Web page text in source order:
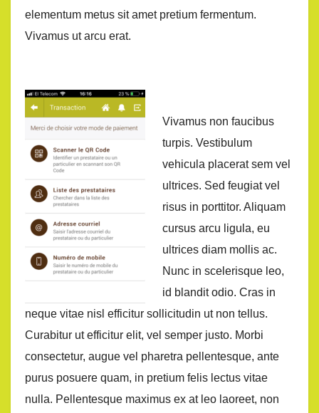
elementum metus sit amet pretium fermentum.
Vivamus ut arcu erat.
Vivamus non faucibus
turpis. Vestibulum
vehicula placerat sem vel
ultrices. Sed feugiat vel
risus in porttitor. Aliquam
cursus arcu ligula, eu
ultrices diam mollis ac.
Nunc in scelerisque leo,
id blandit odio. Cras in
neque vitae nisl efficitur sollicitudin ut non tellus.
Curabitur ut efficitur elit, vel semper justo. Morbi
consectetur, augue vel pharetra pellentesque, ante
purus posuere quam, in pretium felis lectus vitae
nulla. Pellentesque maximus ex at leo laoreet, non